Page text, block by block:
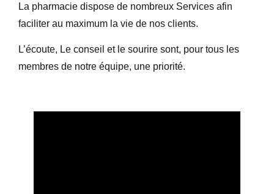
La pharmacie dispose de nombreux Services afin
faciliter au maximum la vie de nos clients.
L’écoute, Le conseil et le sourire sont, pour tous les
membres de notre équipe, une priorité.